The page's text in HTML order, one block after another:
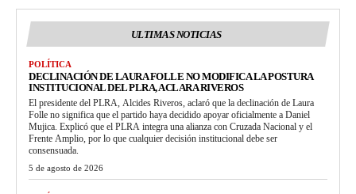
ULTIMAS NOTICIAS
POLÍTICA
DECLINACIÓN DE LAURA FOLLE NO MODIFICA LA POSTURA
INSTITUCIONAL DEL PLRA, ACLARA RIVEROS
El presidente del PLRA, Alcides Riveros, aclaró que la declinación de Laura
Folle no significa que el partido haya decidido apoyar oficialmente a Daniel
Mujica. Explicó que el PLRA integra una alianza con Cruzada Nacional y el
Frente Amplio, por lo que cualquier decisión institucional debe ser
consensuada.
5 de agosto de 2026